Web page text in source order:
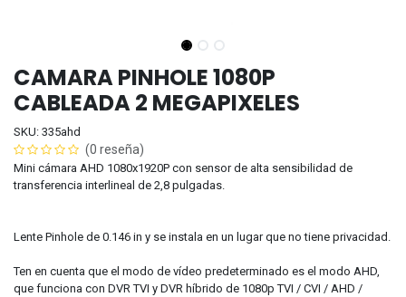
CAMARA PINHOLE 1080P
CABLEADA 2 MEGAPIXELES
SKU: 335ahd
(0 reseña)
Mini cámara AHD 1080x1920P con sensor de alta sensibilidad de
transferencia interlineal de 2,8 pulgadas.
Lente Pinhole de 0.146 in y se instala en un lugar que no tiene privacidad.
Ten en cuenta que el modo de vídeo predeterminado es el modo AHD,
que funciona con DVR TVI y DVR híbrido de 1080p TVI / CVI / AHD /